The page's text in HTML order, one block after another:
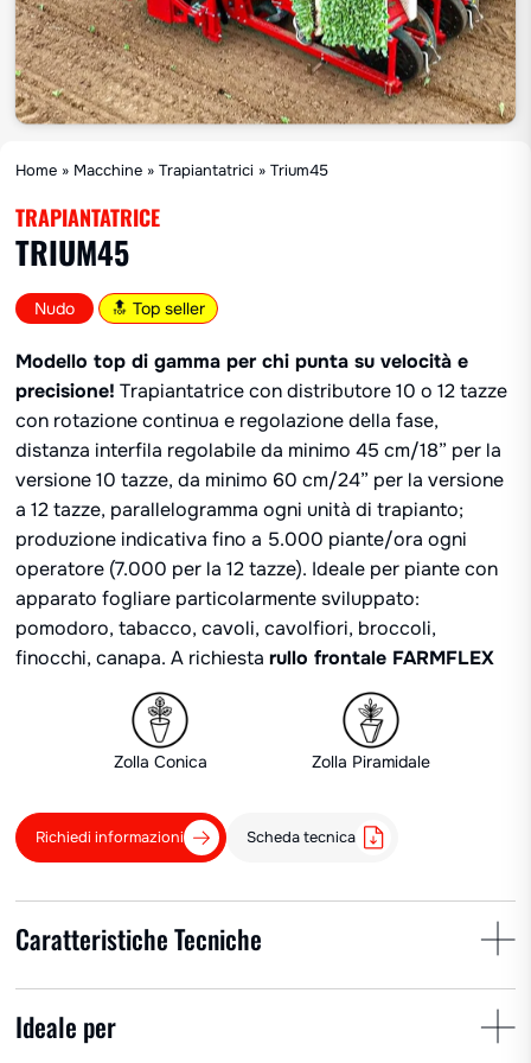
Home » Macchine »Trapiantatrici »Trium45
TRAPIANTATRICE
TRIUM45
Nudo 🔝 Top seller
Modello top di gamma per chi punta su velocità e
precisione! Trapiantatrice con distributore 10 o 12 tazze
con rotazione continua e regolazione della fase,
distanza interfila regolabile da minimo 45 cm/18” per la
versione 10 tazze, da minimo 60 cm/24” per la versione
a 12 tazze, parallelogramma ogni unità di trapianto;
produzione indicativa fino a 5.000 piante/ora ogni
operatore (7.000 per la 12 tazze). Ideale per piante con
apparato fogliare particolarmente sviluppato:
pomodoro, tabacco, cavoli, cavolfiori, broccoli,
finocchi, canapa. A richiestarullo frontale FARMFLEX
Zolla Conica Zolla Piramidale
Richiedi informazioni Scheda tecnica
Caratteristiche Tecniche
min 45 cm
Ideale per